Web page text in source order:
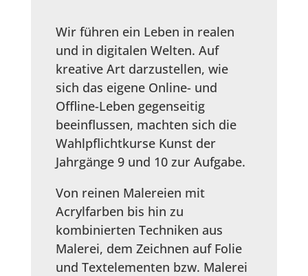
Wir führen ein Leben in realen
und in digitalen Welten. Auf
kreative Art darzustellen, wie
sich das eigene Online- und
Offline-Leben gegenseitig
beeinflussen, machten sich die
Wahlpflichtkurse Kunst der
Jahrgänge 9 und 10 zur Aufgabe.
Von reinen Malereien mit
Acrylfarben bis hin zu
kombinierten Techniken aus
Malerei, dem Zeichnen auf Folie
und Textelementen bzw. Malerei